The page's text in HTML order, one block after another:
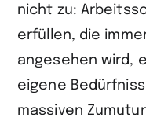
nicht zu:
erfüllen, die
angesehen wird,
eigene
massiven